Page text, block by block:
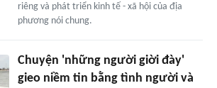
riêng và phát triển kinh tế - xã hội của địa
phương nói chung.
Chuyện 'những người giời đày'
gieo niềm tin bằng tình người và